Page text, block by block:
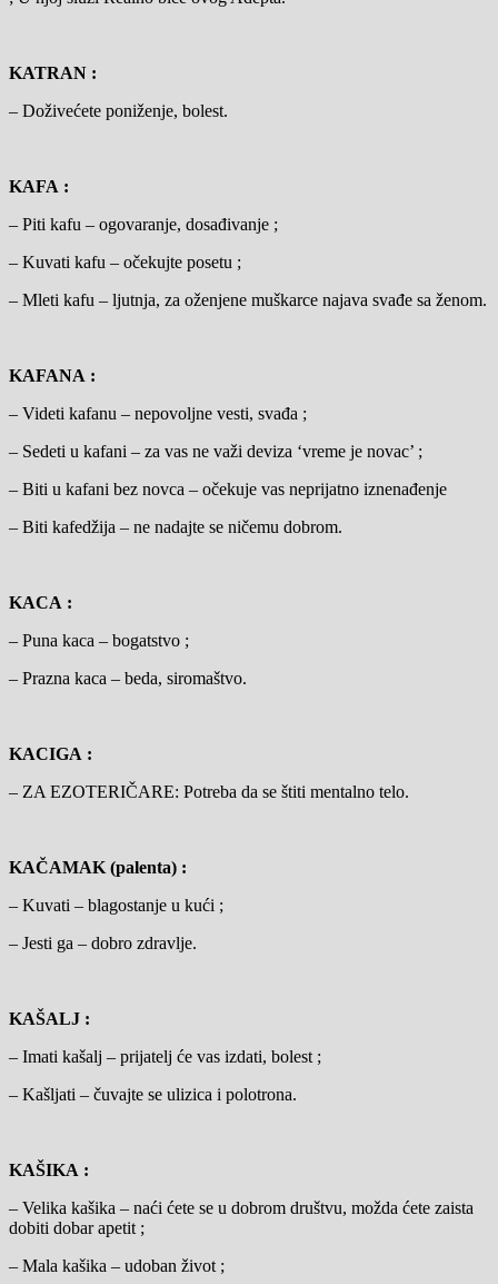
KATRAN :
– Doživećete poniženje, bolest.
KAFA :
– Piti kafu – ogovaranje, dosađivanje ;
– Kuvati kafu – očekujte posetu ;
– Mleti kafu – ljutnja, za oženjene muškarce najava svađe sa ženom.
KAFANA :
– Videti kafanu – nepovoljne vesti, svađa ;
– Sedeti u kafani – za vas ne važi deviza ‘vreme je novac’ ;
– Biti u kafani bez novca – očekuje vas neprijatno iznenađenje
– Biti kafedžija – ne nadajte se ničemu dobrom.
KACA :
– Puna kaca – bogatstvo ;
– Prazna kaca – beda, siromaštvo.
KACIGA :
– ZA EZOTERIČARE: Potreba da se štiti mentalno telo.
KAČAMAK (palenta) :
– Kuvati – blagostanje u kući ;
– Jesti ga – dobro zdravlje.
KAŠALJ :
– Imati kašalj – prijatelj će vas izdati, bolest ;
– Kašljati – čuvajte se ulizica i polotrona.
KAŠIKA :
– Velika kašika – naći ćete se u dobrom društvu, možda ćete zaista
dobiti dobar apetit ;
– Mala kašika – udoban život ;